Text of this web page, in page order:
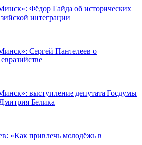
Фёдор Гайда об исторических
интеграции
Сергей Пантелеев о
выступление депутата Госдумы
Белика
«Как привлечь молодёжь в